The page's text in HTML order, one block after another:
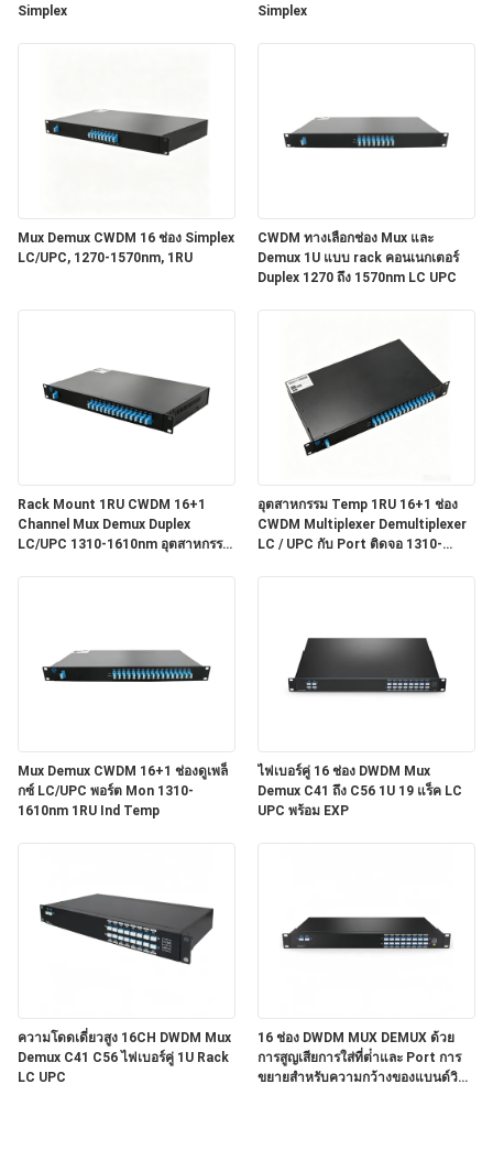
Simplex
Simplex
Mux Demux CWDM 16 ช่อง Simplex
LC/UPC, 1270-1570nm, 1RU
CWDM ทางเลือกช่อง Mux และ
Demux 1U แบบ rack คอนเนกเตอร์
Duplex 1270 ถึง 1570nm LC UPC
Rack Mount 1RU CWDM 16+1
Channel Mux Demux Duplex
LC/UPC 1310-1610nm อุตสาหกรรม
อุตสาหกรรม Temp 1RU 16+1 ช่อง
CWDM Multiplexer Demultiplexer
LC / UPC กับ Port ติดจอ 1310-
Mux Demux CWDM 16+1 ช่องดูเพล็
กซ์ LC/UPC พอร์ต Mon 1310-
1610nm 1RU Ind Temp
ไฟเบอร์คู่ 16 ช่อง DWDM Mux
Demux C41 ถึง C56 1U 19 แร็ค LC
UPC พร้อม EXP
ความโดดเดี่ยวสูง 16CH DWDM Mux
Demux C41 C56 ไฟเบอร์คู่ 1U Rack
LC UPC
16 ช่อง DWDM MUX DEMUX ด้วย
การสูญเสียการใส่ที่ต่ําและ Port การ
ขยายสําหรับความกว้างของแบนด์วิท